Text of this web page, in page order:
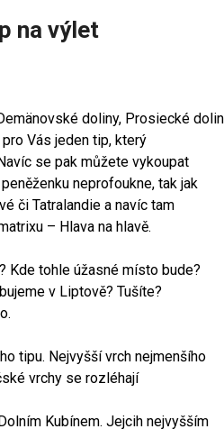
na výlet
doliny, Prosiecké
Vás jeden tip, který
se pak můžete vykoupat
neprofoukne, tak jak
či Tatralandie a navíc tam
– Hlava na hlavě.
Kde tohle úžasné místo bude?
v Liptově? Tušíte?
tipu. Nejvyšší vrch nejmenšího
vrchy se rozléhají
Kubínem. Jejcih nejvyšším